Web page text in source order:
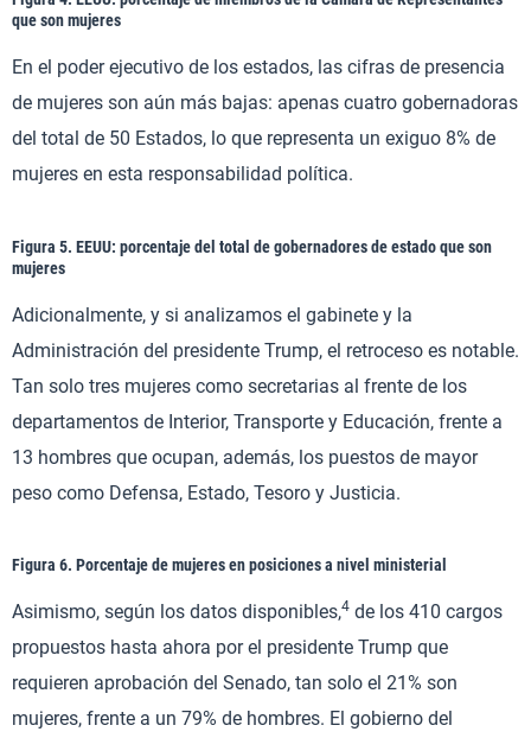
que son mujeres
En el poder ejecutivo de los estados, las cifras de presencia
de mujeres son aún más bajas: apenas cuatro gobernadoras
del total de 50 Estados, lo que representa un exiguo 8% de
mujeres en esta responsabilidad política.
Figura 5. EEUU: porcentaje del total de gobernadores de estado que son
mujeres
Adicionalmente, y si analizamos el gabinete y la
Administración del presidente Trump, el retroceso es notable.
Tan solo tres mujeres como secretarias al frente de los
departamentos de Interior, Transporte y Educación, frente a
13 hombres que ocupan, además, los puestos de mayor
peso como Defensa, Estado, Tesoro y Justicia.
Figura 6. Porcentaje de mujeres en posiciones a nivel ministerial
Asimismo, según los datos disponibles,4 de los 410 cargos
propuestos hasta ahora por el presidente Trump que
requieren aprobación del Senado, tan solo el 21% son
mujeres, frente a un 79% de hombres. El gobierno del